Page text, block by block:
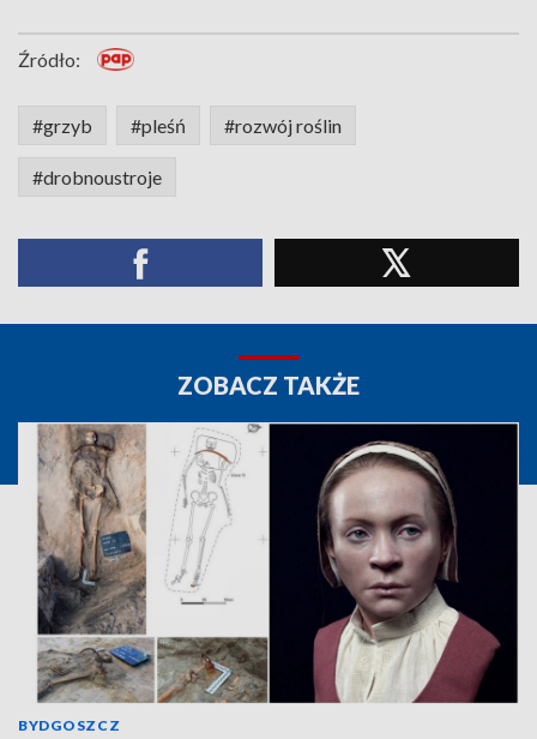
Źródło:
#grzyb #pleśń #rozwój roślin
#drobnoustroje
ZOBACZ TAKŻE
BYDGOSZCZ